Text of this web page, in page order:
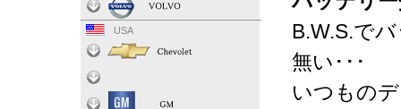
B.W.S.で
無い･･･
いつもの
USA